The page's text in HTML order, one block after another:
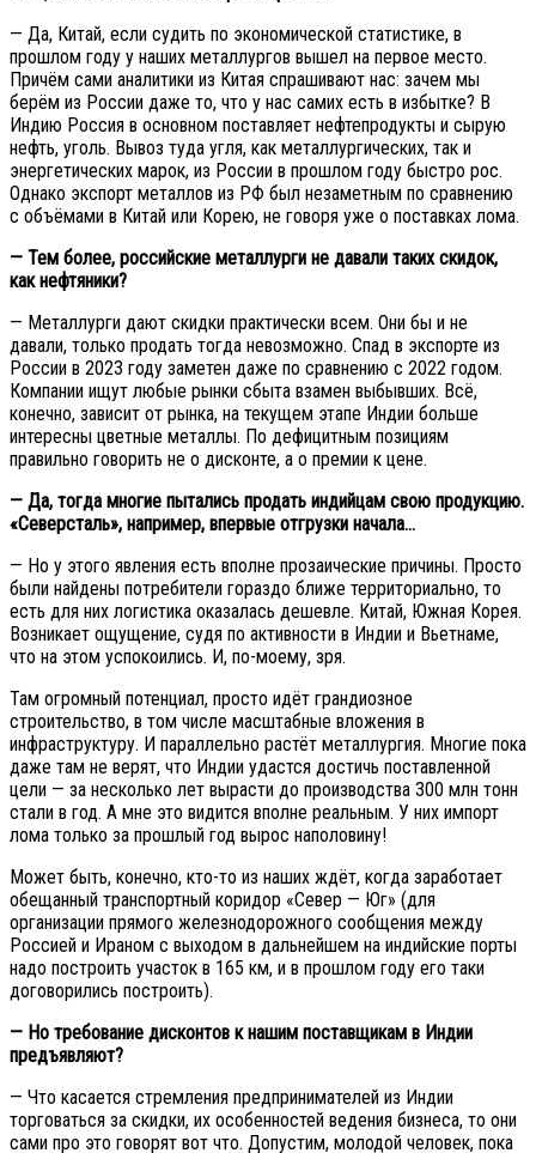
— Да, Китай, если судить по экономической статистике, в
прошлом году у наших металлургов вышел на первое место.
Причём сами аналитики из Китая спрашивают нас: зачем мы
берём из России даже то, что у нас самих есть в избытке? В
Индию Россия в основном поставляет нефтепродукты и сырую
нефть, уголь. Вывоз туда угля, как металлургических, так и
энергетических марок, из России в прошлом году быстро рос.
Однако экспорт металлов из РФ был незаметным по сравнению
с объёмами в Китай или Корею, не говоря уже о поставках лома.
— Тем более, российские металлурги не давали таких скидок,
как нефтяники?
— Металлурги дают скидки практически всем. Они бы и не
давали, только продать тогда невозможно. Cпад в экспорте из
России в 2023 году заметен даже по сравнению с 2022 годом.
Компании ищут любые рынки сбыта взамен выбывших. Всё,
конечно, зависит от рынка, на текущем этапе Индии больше
интересны цветные металлы. По дефицитным позициям
правильно говорить не о дисконте, а о премии к цене.
— Да, тогда многие пытались продать индийцам свою продукцию.
«Северсталь», например, впервые отгрузки начала…
— Но у этого явления есть вполне прозаические причины. Просто
были найдены потребители гораздо ближе территориально, то
есть для них логистика оказалась дешевле. Китай, Южная Корея.
Возникает ощущение, судя по активности в Индии и Вьетнаме,
что на этом успокоились. И, по-моему, зря.
Там огромный потенциал, просто идёт грандиозное
строительство, в том числе масштабные вложения в
инфраструктуру. И параллельно растёт металлургия. Многие пока
даже там не верят, что Индии удастся достичь поставленной
цели — за несколько лет вырасти до производства 300 млн тонн
стали в год. А мне это видится вполне реальным. У них импорт
лома только за прошлый год вырос наполовину!
Может быть, конечно, кто-то из наших ждёт, когда заработает
обещанный транспортный коридор «Север — Юг» (для
организации прямого железнодорожного сообщения между
Россией и Ираном с выходом в дальнейшем на индийские порты
надо построить участок в 165 км, и в прошлом году его таки
договорились построить).
— Но требование дисконтов к нашим поставщикам в Индии
предъявляют?
— Что касается стремления предпринимателей из Индии
торговаться за скидки, их особенностей ведения бизнеса, то они
сами про это говорят вот что. Допустим, молодой человек, пока